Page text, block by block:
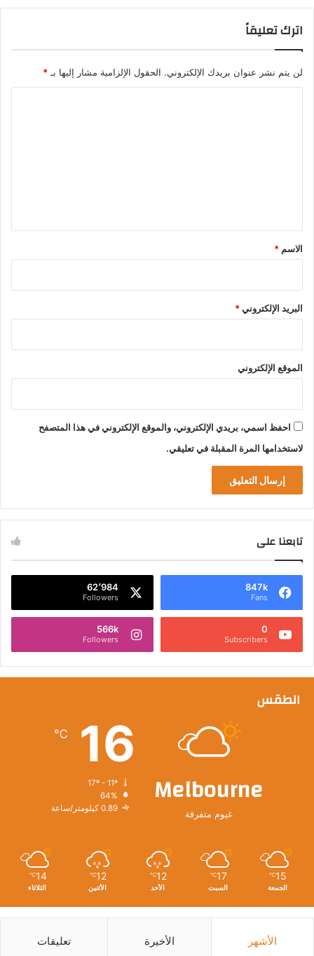
اترك تعليقاً
لن يتم نشر عنوان بريدك الإلكتروني. الحقول الإلزامية مشار إليها بـ *
*
الاسم *
البريد الإلكتروني*
الموقع الإلكتروني
احفظ اسمي، بريدي الإلكتروني، والموقع الإلكتروني في هذا المتصفح
لاستخدامها المرة المقبلة في تعليقي.
تابعنا على
847k
Fans
62٬984
Followers
0
Subscribers
566k
Followers
الطقس
Melbourne
غيوم متفرقة
16
℃
64%
0.89 كيلومتر/ساعة
15
℃
الجمعة
17
℃
السبت
12
℃
الأحد
12
℃
الأثنين
14
℃
الثلاثاء
الأشهر الأخيرة تعليقات